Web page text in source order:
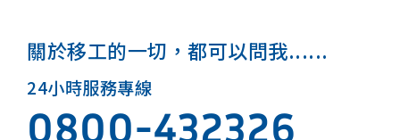
關於移工的一切，都可以問我......
24小時服務專線
0800-432326